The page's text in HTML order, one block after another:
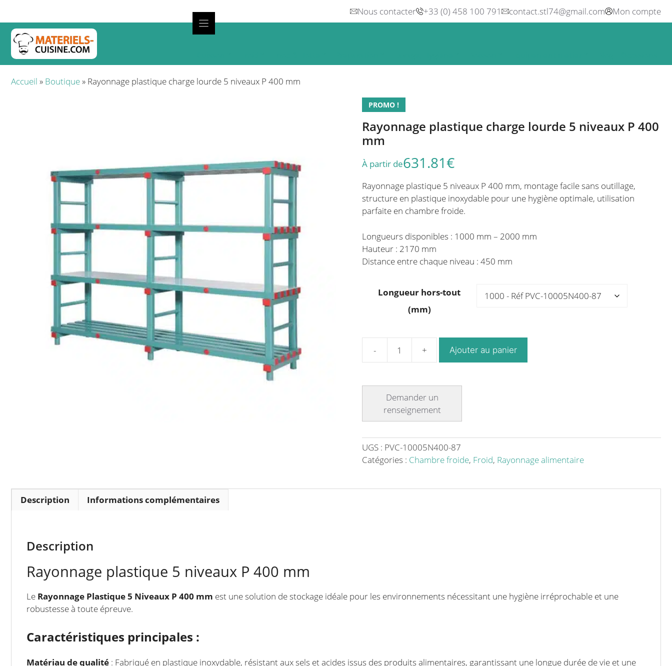
contenu
Nous contacter +33 (0) 458 100 791 contact.stl74@gmail.com Mon compte
Accueil » Boutique» Rayonnage plastique charge lourde 5 niveaux P 400 mm
PROMO !
Rayonnage plastique charge lourde 5 niveaux P 400
mm
À partir de631.81€
Rayonnage plastique 5 niveaux P 400 mm, montage facile sans outillage,
structure en plastique inoxydable pour une hygiène optimale, utilisation
parfaite en chambre froide.
Longueurs disponibles : 1000 mm – 2000 mm
Hauteur : 2170 mm
Distance entre chaque niveau : 450 mm
Longueur hors-tout
(mm)
quantité
plastique
niveaux
P
Ajouter au panier
UGS : PVC-10005N400-87
Catégories : Chambre froide, Froid, Rayonnage alimentaire
Description Informations complémentaires
Description
Rayonnage plastique 5 niveaux P 400 mm
Le Rayonnage Plastique 5 Niveaux P 400 mm est une solution de stockage idéale pour les environnements nécessitant une hygiène irréprochable et une
robustesse à toute épreuve.
Caractéristiques principales :
Matériau de qualité : Fabriqué en plastique inoxydable, résistant aux sels et acides issus des produits alimentaires, garantissant une longue durée de vie et une